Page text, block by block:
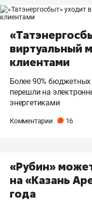
виртуальный
клиентами
Более 90%
перешли на
энергетиками
Комментарии 16
«Рубин»
на «Казань
года